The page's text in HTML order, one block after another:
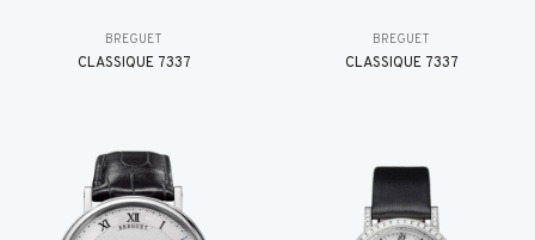
BREGUET
CLASSIQUE 7337
BREGUET
CLASSIQUE 7337